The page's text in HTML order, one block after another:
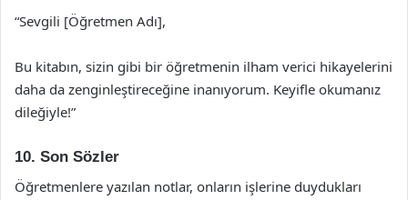
“Sevgili [Öğretmen Adı],
Bu kitabın, sizin gibi bir öğretmenin ilham verici hikayelerini
daha da zenginleştireceğine inanıyorum. Keyifle okumanız
dileğiyle!”
10. Son Sözler
Öğretmenlere yazılan notlar, onların işlerine duydukları